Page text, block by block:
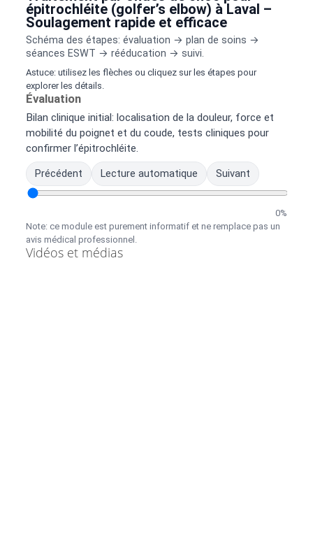
épitrochléite (golfer’s elbow) à Laval –
Soulagement rapide et efficace
Schéma des étapes: évaluation → plan de soins →
séances ESWT → rééducation → suivi.
Astuce: utilisez les flèches ou cliquez sur les étapes pour
explorer les détails.
Évaluation
Bilan clinique initial: localisation de la douleur, force et
mobilité du poignet et du coude, tests cliniques pour
confirmer l’épitrochléite.
Précédent
Lecture automatique Suivant
0%
Note: ce module est purement informatif et ne remplace pas un
avis médical professionnel.
Vidéos et médias